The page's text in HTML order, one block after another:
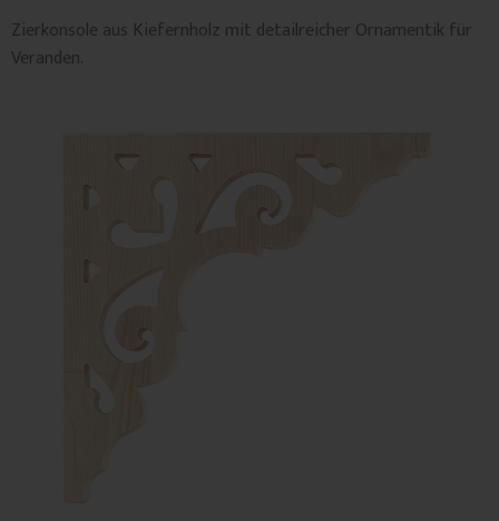
Zierkonsole aus Kiefernholz mit detailreicher Ornamentik für
Veranden.